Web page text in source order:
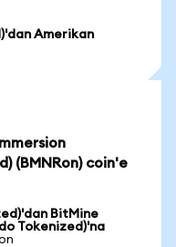
Amerikan
(BMNRon) coin'e
BitMine
Tokenized)'na